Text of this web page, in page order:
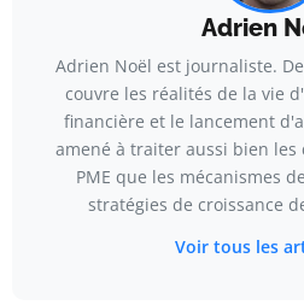
Adrien
Adrien Noël est journaliste.
couvre les réalités de la vie
financière et le lancement
amené à traiter aussi bien les
PME que les mécanismes
stratégies de croissance
Voir tous les